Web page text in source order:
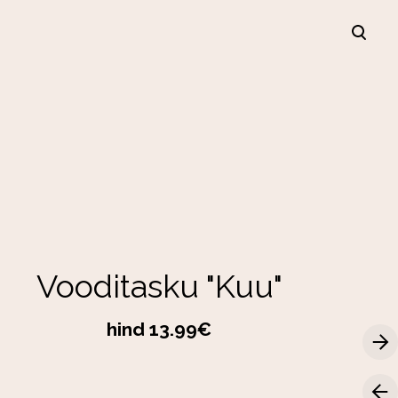
Vooditasku "Kuu"
hind 13.99€